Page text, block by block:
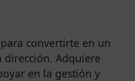
convertirte en un
dirección. Adquiere
en la gestión y